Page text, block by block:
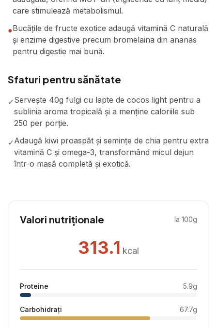
care stimulează metabolismul.
●Bucățile de fructe exotice adaugă vitamină C naturală
și enzime digestive precum bromelaina din ananas
pentru digestie mai bună.
Sfaturi pentru sănătate
✓Servește 40g fulgi cu lapte de cocos light pentru a
sublinia aroma tropicală și a menține caloriile sub
250 per porție.
✓Adaugă kiwi proaspăt și semințe de chia pentru extra
vitamină C și omega-3, transformând micul dejun
într-o masă completă și exotică.
Valori nutriționale la 100g
313.1 kcal
Proteine 5.9g
Carbohidrați 67.7g